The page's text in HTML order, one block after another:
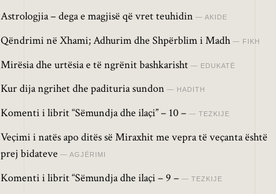
Astrologjia – dega e magjisë që vret teuhidin AKIDE
Qëndrimi në Xhami; Adhurim dhe Shpërblim i Madh FIKH
Mirësia dhe urtësia e të ngrënit bashkarisht EDUKATË
Kur dija ngrihet dhe padituria sundon HADITH
Komenti i librit “Sëmundja dhe ilaçi” – 10 – TEZKIJE
Veçimi i natës apo ditës së Miraxhit me vepra të veçanta është
prej bidateve
AGJËRIMI
Komenti i librit “Sëmundja dhe ilaçi – 9 – TEZKIJE